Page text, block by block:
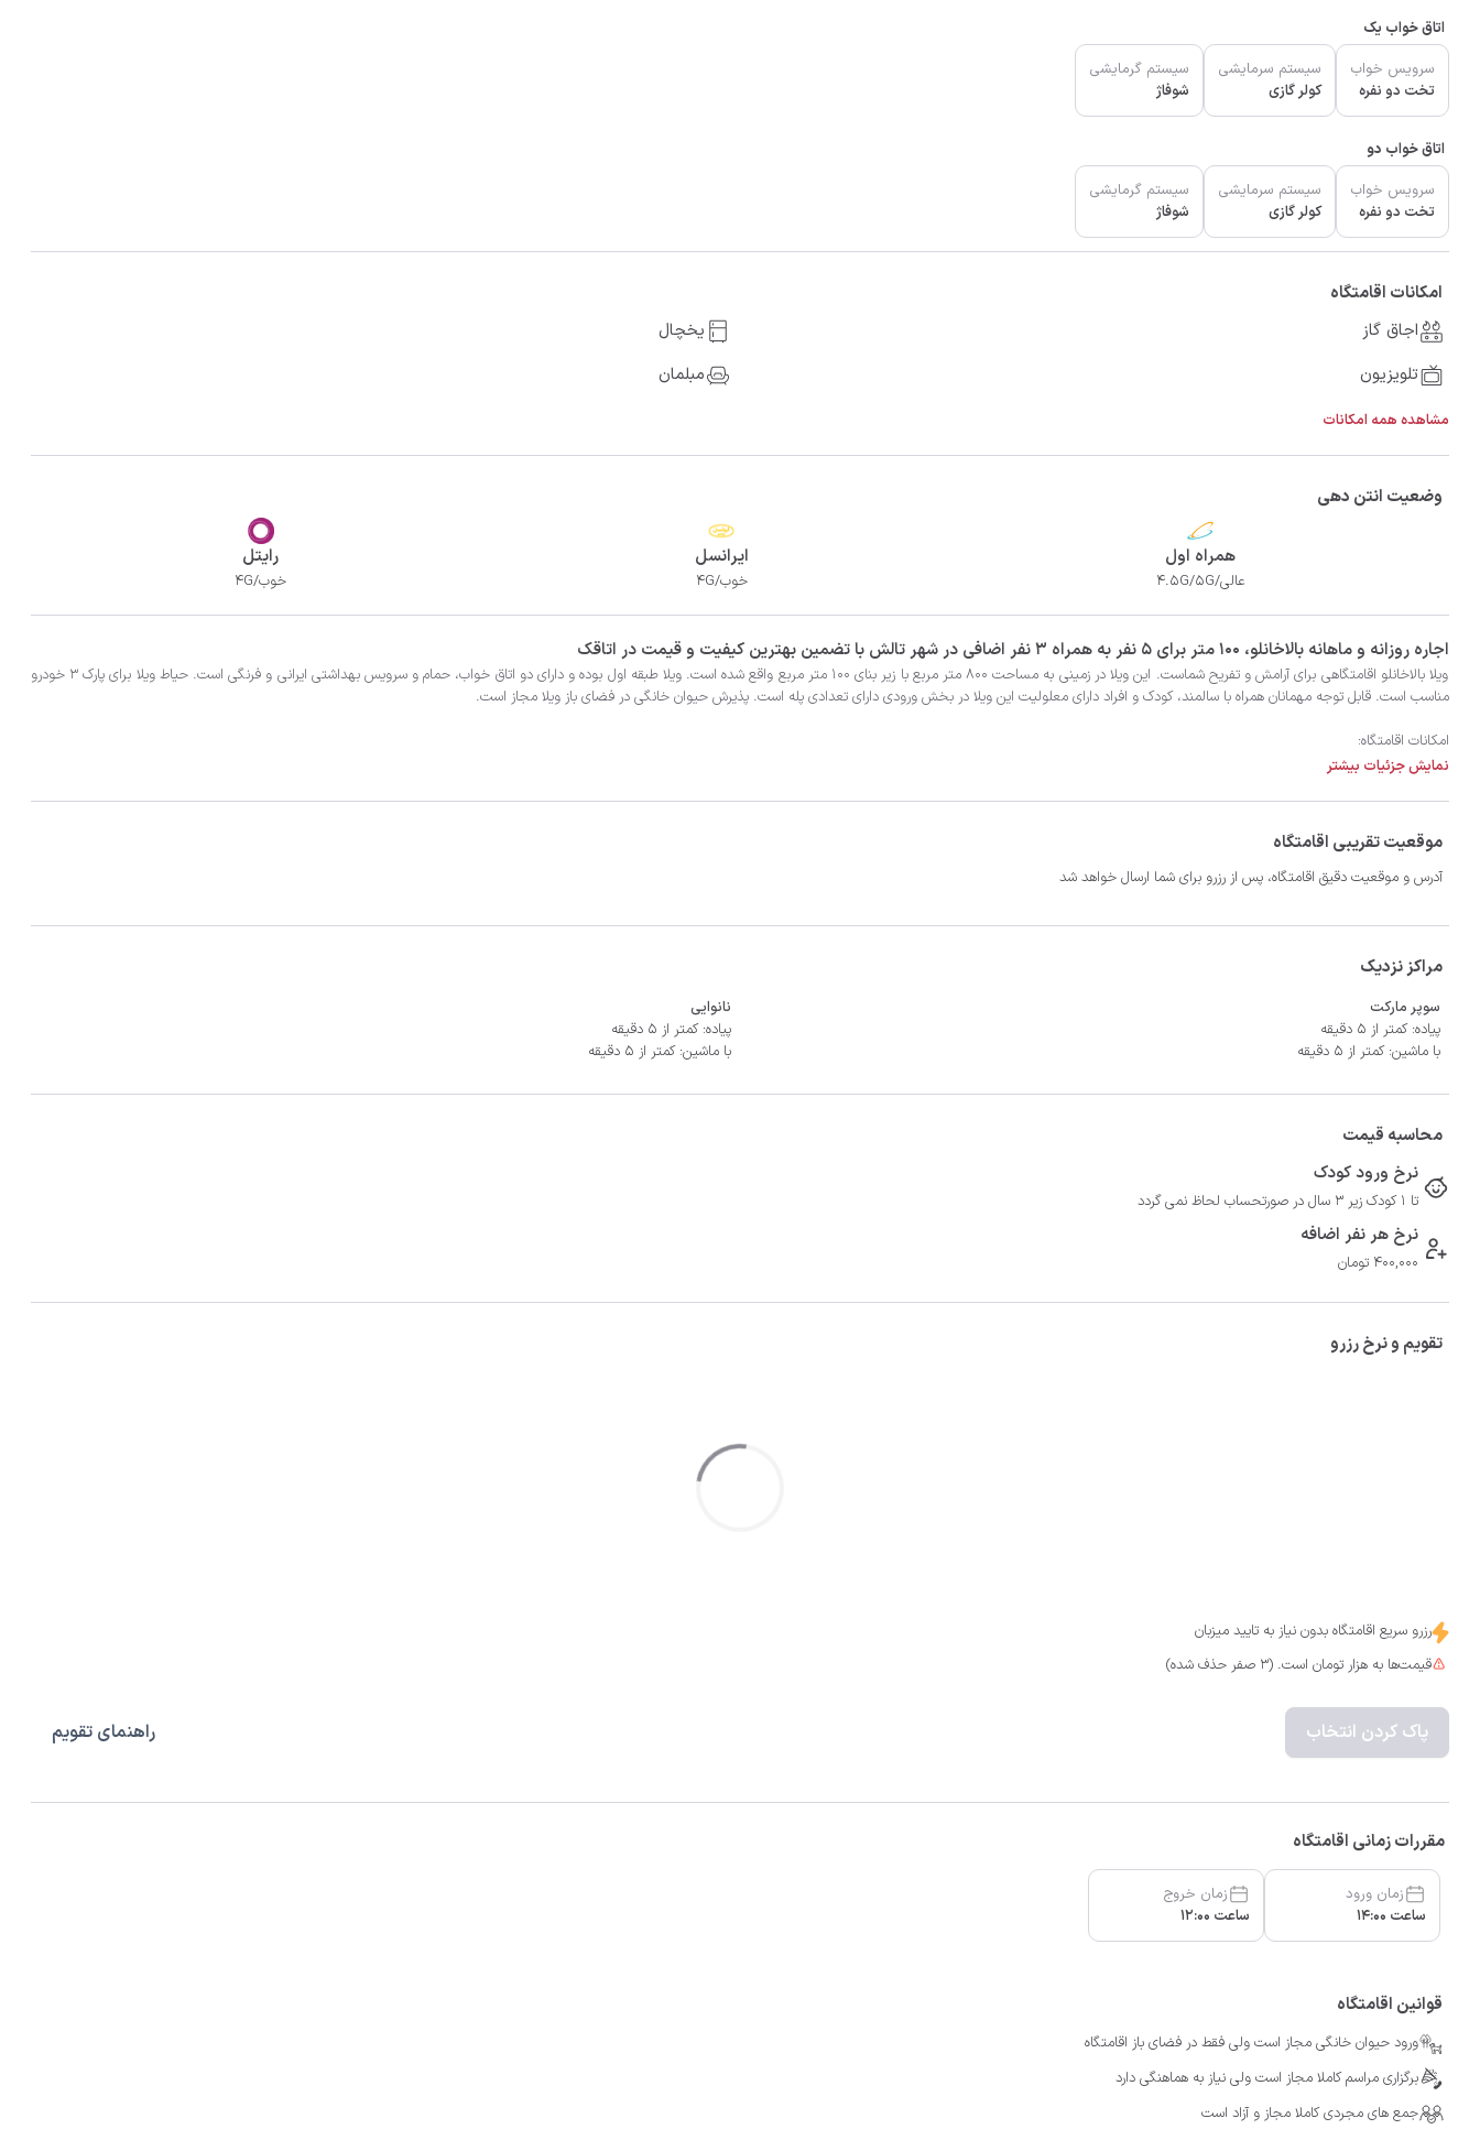
اتاق خواب یک
سرویس خواب
تخت دو نفره
سیستم سرمایشی
کولر گازی
سیستم گرمایشی
شوفاژ
اتاق خواب دو
سرویس خواب
تخت دو نفره
سیستم سرمایشی
کولر گازی
سیستم گرمایشی
شوفاژ
امکانات اقامتگاه
اجاق گاز
یخچال
تلویزیون
مبلمان
مشاهده همه امکانات
وضعیت انتن دهی
همراه اول
عالی/4.5G/5G
ایرانسل
خوب/4G
رایتل
خوب/4G
‫‫اجاره روزانه و ماهانه بالاخانلو، 100 متر برای 5 نفر به همراه 3 نفر اضافی در شهر تالش با تضمین بهترین کیفیت و قیمت در اتاقک
- سیستم سرمایشی کولر گازی و گرمایشی شوفاژ
نمایش جزئیات بیشتر
موقعیت تقریبی اقامتگاه
آدرس و موقعیت دقیق اقامتگاه، پس از رزرو برای شما ارسال خواهد شد
مراکز نزدیک
سوپر مارکت
پیاده: کمتر از 5 دقیقه
با ماشین: کمتر از 5 دقیقه
نانوایی
پیاده: کمتر از 5 دقیقه
با ماشین: کمتر از 5 دقیقه
محاسبه قیمت
نرخ ورود کودک
تا 1 کودک زیر 3 سال در صورتحساب لحاظ نمی گردد
نرخ هر نفر اضافه
400,000 تومان
تقویم و نرخ رزرو
رزرو سریع اقامتگاه بدون نیاز به تایید میزبان
قیمت‌ها به هزار تومان است. (3 صفر حذف شده)
پاک کردن انتخاب راهنمای تقویم
مقررات زمانی اقامتگاه
زمان ورود
ساعت 14:00
زمان خروج
ساعت 12:00
قوانین اقامتگاه
ورود حیوان خانگی مجاز است ولی فقط در فضای باز اقامتگاه
برگزاری مراسم کاملا مجاز است ولی نیاز به هماهنگی دارد
جمع های مجردی کاملا مجاز و آزاد است